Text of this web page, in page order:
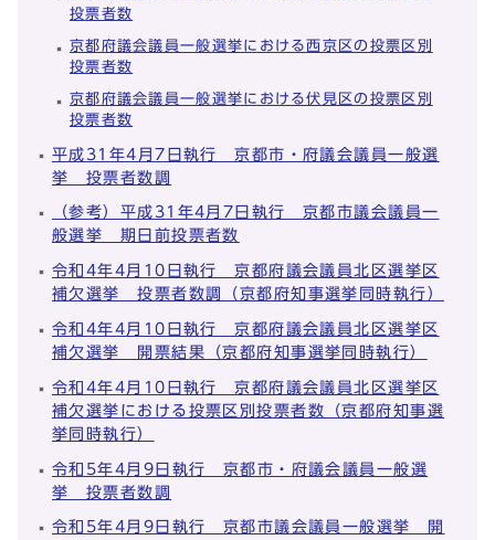
投票者数
京都府議会議員一般選挙における西京区の投票区別
投票者数
京都府議会議員一般選挙における伏見区の投票区別
投票者数
平成31年4月7日執行 京都市・府議会議員一般選
挙 投票者数調
（参考）平成31年4月7日執行 京都市議会議員一
般選挙 期日前投票者数
令和4年4月10日執行 京都府議会議員北区選挙区
補欠選挙 投票者数調（京都府知事選挙同時執行）
令和4年4月10日執行 京都府議会議員北区選挙区
補欠選挙 開票結果（京都府知事選挙同時執行）
令和4年4月10日執行 京都府議会議員北区選挙区
補欠選挙における投票区別投票者数（京都府知事選
挙同時執行）
令和5年4月9日執行 京都市・府議会議員一般選
挙 投票者数調
令和5年4月9日執行 京都市議会議員一般選挙 開